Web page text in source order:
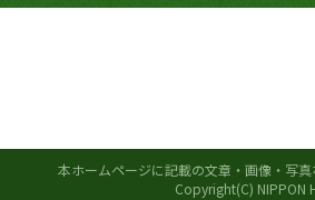
本ホームページに記載の文章・画像・写
Copyright(C) NIPPON